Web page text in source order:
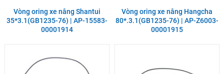
Vòng oring xe nâng Shantui
35*3.1(GB1235-76) | AP-15583-
00001914
Vòng oring xe nâng Hangcha
80*.3.1(GB1235-76) | AP-Z6003-
00001915